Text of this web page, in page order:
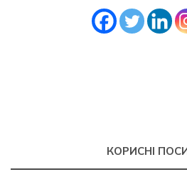
КОРИСНІ